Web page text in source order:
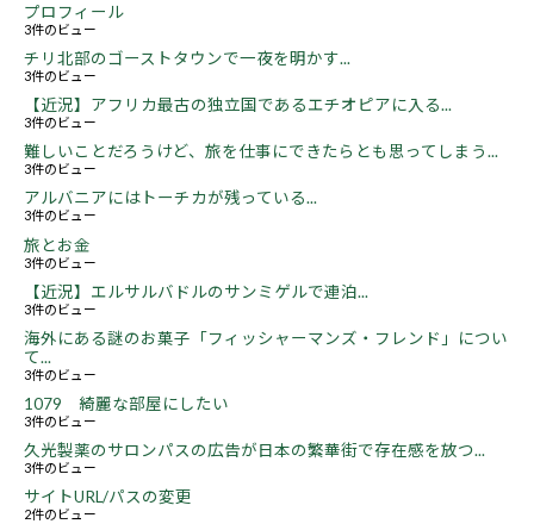
プロフィール
3件のビュー
チリ北部のゴーストタウンで一夜を明かす...
3件のビュー
【近況】アフリカ最古の独立国であるエチオピアに入る...
3件のビュー
難しいことだろうけど、旅を仕事にできたらとも思ってしまう...
3件のビュー
アルバニアにはトーチカが残っている...
3件のビュー
旅とお金
3件のビュー
【近況】エルサルバドルのサンミゲルで連泊...
3件のビュー
海外にある謎のお菓子「フィッシャーマンズ・フレンド」につい
て...
3件のビュー
1079 綺麗な部屋にしたい
3件のビュー
久光製薬のサロンパスの広告が日本の繁華街で存在感を放つ...
3件のビュー
サイトURL/パスの変更
2件のビュー